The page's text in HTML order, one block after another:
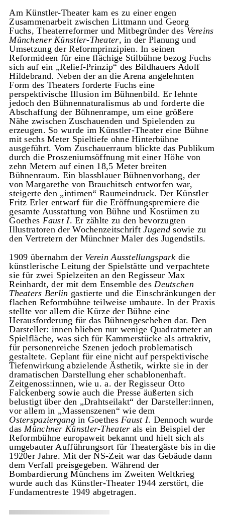
Am Künstler-Theater kam es zu einer engen
Zusammenarbeit zwischen Littmann und Georg
Fuchs, Theaterreformer und Mitbegründer des Vereins
Münchener Künstler-Theater, in der Planung und
Umsetzung der Reformprinzipien. In seinen
Reformideen für eine flächige Stilbühne bezog Fuchs
sich auf ein „Relief-Prinzip“ des Bildhauers Adolf
Hildebrand. Neben der an die Arena angelehnten
Form des Theaters forderte Fuchs eine
perspektivische Illusion im Bühnenbild. Er lehnte
jedoch den Bühnennaturalismus ab und forderte die
Abschaffung der Bühnenrampe, um eine größere
Nähe zwischen Zuschauenden und Spielenden zu
erzeugen. So wurde im Künstler-Theater eine Bühne
mit sechs Meter Spieltiefe ohne Hinterbühne
ausgeführt. Vom Zuschauerraum blickte das Publikum
durch die Proszeniumsöffnung mit einer Höhe von
zehn Metern auf einen 18,5 Meter breiten
Bühnenraum. Ein blassblauer Bühnenvorhang, der
von Margarethe von Brauchitsch entworfen war,
steigerte den „intimen“ Raumeindruck. Der Künstler
Fritz Erler entwarf für die Eröffnungspremiere die
gesamte Ausstattung von Bühne und Kostümen zu
Goethes Faust I. Er zählte zu den bevorzugten
Illustratoren der WochenzeitschriftJugendsowie zu
den Vertretern der Münchner Maler des Jugendstils.
1909 übernahm der Verein Ausstellungspark die
künstlerische Leitung der Spielstätte und verpachtete
sie für zwei Spielzeiten an den Regisseur Max
Reinhardt, der mit dem Ensemble des Deutschen
Theaters Berlin gastierte und die Einschränkungen der
flachen Reformbühne teilweise umbaute. In der Praxis
stellte vor allem die Kürze der Bühne eine
Herausforderung für das Bühnengeschehen dar. Den
Darsteller: innen blieben nur wenige Quadratmeter an
Spielfläche, was sich für Kammerstücke als attraktiv,
für personenreiche Szenen jedoch problematisch
gestaltete. Geplant für eine nicht auf perspektivische
Tiefenwirkung abzielende Ästhetik, wirkte sie in der
dramatischen Darstellung eher schablonenhaft.
Zeitgenoss:innen, wie u. a. der Regisseur Otto
Falckenberg sowie auch die Presse äußerten sich
belustigt über den „Drahtseilakt“ der Darsteller:innen,
vor allem in „Massenszenen“ wie dem
Osterspaziergangin Goethes Faust I. Dennoch wurde
das Münchner Künstler-Theater als ein Beispiel der
Reformbühne europaweit bekannt und hielt sich als
umgebauter Aufführungsort für Theatergäste bis in die
1920er Jahre. Mit der NS-Zeit war das Gebäude dann
dem Verfall preisgegeben. Während der
Bombardierung Münchens im Zweiten Weltkrieg
wurde auch das Künstler-Theater 1944 zerstört, die
Fundamentreste 1949 abgetragen.